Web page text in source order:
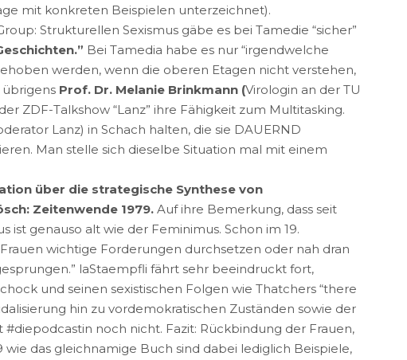
mit konkreten Beispielen unterzeichnet).
Strukturellen Sexismus gäbe es bei Tamedie “sicher”
Bei Tamedia habe es nur “irgendwelche
werden, wenn die oberen Etagen nicht verstehen,
übrigens Prof. Dr. Melanie Brinkmann (Virologin an der TU
ZDF-Talkshow “Lanz” ihre Fähigkeit zum Multitasking.
Lanz) in Schach halten, die sie DAUERND
Man stelle sich dieselbe Situation mal mit einem
über die strategische Synthese von
Zeitenwende 1979.Auf ihre Bemerkung, dass seit
ist genauso alt wie der Feminimus. Schon im 19.
wichtige Forderungen durchsetzen oder nah dran
laStaempfli fährt sehr beeindruckt fort,
und seinen sexistischen Folgen wie Thatchers “there
hin zu vordemokratischen Zuständen sowie der
noch nicht. Fazit: Rückbindung der Frauen,
das gleichnamige Buch sind dabei lediglich Beispiele,